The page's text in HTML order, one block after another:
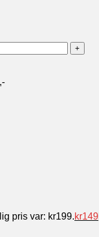
pris var: kr199.kr149